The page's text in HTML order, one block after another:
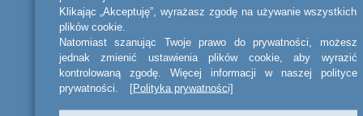
Powiązane
aktualności
Klikając „Akceptuję”, wyrażasz zgodę na używanie wszystkich
plików cookie.
Natomiast szanując Twoje prawo do prywatności, możesz
jednak zmienić ustawienia plików cookie, aby wyrazić
kontrolowaną zgodę. Więcej informacji w naszej polityce
prywatności.
[Polityka prywatności]